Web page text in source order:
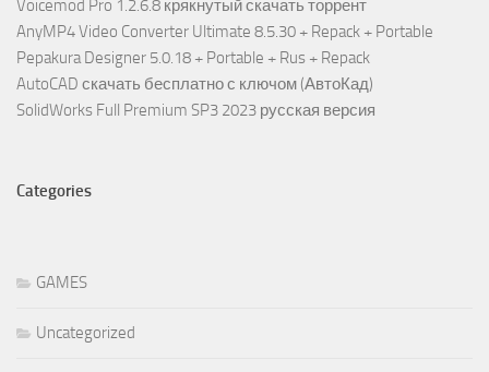
Voicemod Pro 1.2.6.8 крякнутый скачать торрент
AnyMP4 Video Converter Ultimate 8.5.30 + Repack + Portable
Pepakura Designer 5.0.18 + Portable + Rus + Repack
AutoCAD скачать бесплатно с ключом (АвтоКад)
SolidWorks Full Premium SP3 2023 русская версия
Categories
GAMES
Uncategorized